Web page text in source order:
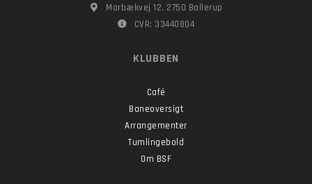
Marbækvej 12, 2750 Ballerup
CVR: 33440804
KLUBBEN
Café
Baneoversigt
Arrangementer
Tumlingebold
Om BSF